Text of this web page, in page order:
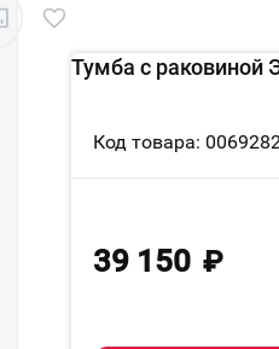
Тумба с раковиной
Код товара:
39 150 ₽